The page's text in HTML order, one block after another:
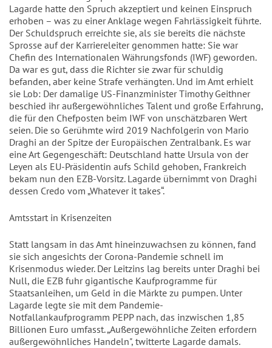
Lagarde hatte den Spruch akzeptiert und keinen Einspruch
erhoben – was zu einer Anklage wegen Fahrlässigkeit führte.
Der Schuldspruch erreichte sie, als sie bereits die nächste
Sprosse auf der Karriereleiter genommen hatte: Sie war
Chefin des Internationalen Währungsfonds (IWF) geworden.
Da war es gut, dass die Richter sie zwar für schuldig
befanden, aber keine Strafe verhängten. Und im Amt erhielt
sie Lob: Der damalige US-Finanzminister Timothy Geithner
beschied ihr außergewöhnliches Talent und große Erfahrung,
die für den Chefposten beim IWF von unschätzbaren Wert
seien. Die so Gerühmte wird 2019 Nachfolgerin von Mario
Draghi an der Spitze der Europäischen Zentralbank. Es war
eine Art Gegengeschäft: Deutschland hatte Ursula von der
Leyen als EU-Präsidentin aufs Schild gehoben, Frankreich
bekam nun den EZB-Vorsitz. Lagarde übernimmt von Draghi
dessen Credo vom „Whatever it takes“.
Amtsstart in Krisenzeiten
Statt langsam in das Amt hineinzuwachsen zu können, fand
sie sich angesichts der Corona-Pandemie schnell im
Krisenmodus wieder. Der Leitzins lag bereits unter Draghi bei
Null, die EZB fuhr gigantische Kaufprogramme für
Staatsanleihen, um Geld in die Märkte zu pumpen. Unter
Lagarde legte sie mit dem Pandemie-
Notfallankaufprogramm PEPP nach, das inzwischen 1,85
Billionen Euro umfasst. „Außergewöhnliche Zeiten erfordern
außergewöhnliches Handeln", twitterte Lagarde damals.